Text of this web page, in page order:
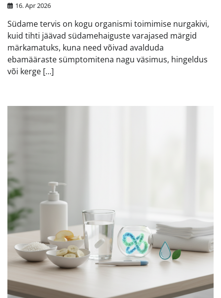
16. Apr 2026
Südame tervis on kogu organismi toimimise nurgakivi,
kuid tihti jäävad südamehaiguste varajased märgid
märkamatuks, kuna need võivad avalduda
ebamääraste sümptomitena nagu väsimus, hingeldus
või kerge […]